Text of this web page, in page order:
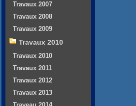
Travaux 2007
Travaux 2008
Travaux 2009
Travaux 2010
Travaux 2010
Travaux 2011
Travaux 2012
Travaux 2013